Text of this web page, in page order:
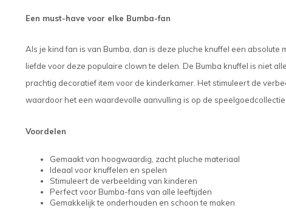
Een must-have voor elke Bumba-fan
Als je kind fan is van Bumba, dan is deze pluche knuffel een
liefde voor deze populaire clown te delen. De Bumba knuffel is niet
prachtig decoratief item voor de kinderkamer. Het stimuleert de
waardoor het een waardevolle aanvulling is op de speelgoedcollectie
Voordelen
Gemaakt van hoogwaardig, zacht pluche materiaal
Ideaal voor knuffelen en spelen
Stimuleert de verbeelding van kinderen
Perfect voor Bumba-fans van alle leeftijden
Gemakkelijk te onderhouden en schoon te maken